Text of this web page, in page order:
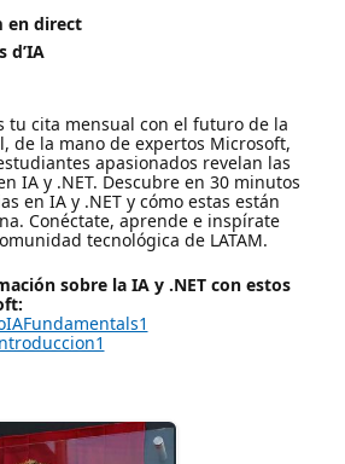
en direct
d’IA
tu cita mensual con el futuro de la
de la mano de expertos Microsoft,
apasionados revelan las
IA y .NET. Descubre en 30 minutos
en IA y .NET y cómo estas están
Conéctate, aprende e inspírate
tecnológica de LATAM.
sobre la IA y .NET con estos